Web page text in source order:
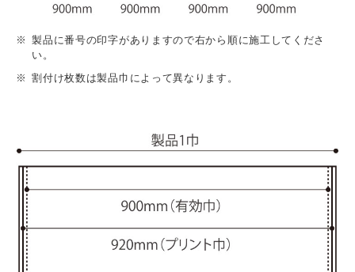
製品に番号の印字がありますので右から順に施工してくださ
い。
割付け枚数は製品巾によって異なります。